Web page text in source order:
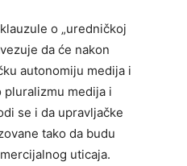
o „uredničkoj
da će nakon
autonomiju medija i
pluralizmu medija i
se i da upravljačke
tako da budu
uticaja.